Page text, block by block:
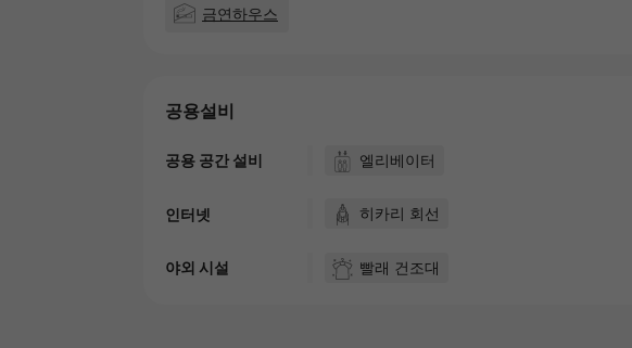
금연하우스
공용설비
공용 공간 설비 엘리베이터
인터넷 히카리 회선
야외 시설 빨래 건조대